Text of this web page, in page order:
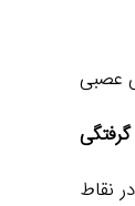
عصبی
نقاط